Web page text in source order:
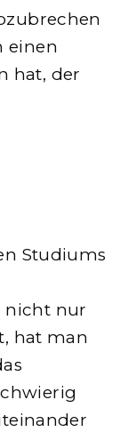
einen
hat, der
Studiums
nicht nur
hat man